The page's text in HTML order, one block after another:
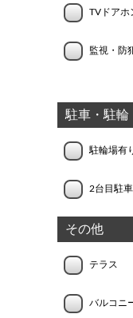
TVドアホ
監視・防
駐車・駐輪
駐輪場有
2台目駐
その他
テラス
バルコニ